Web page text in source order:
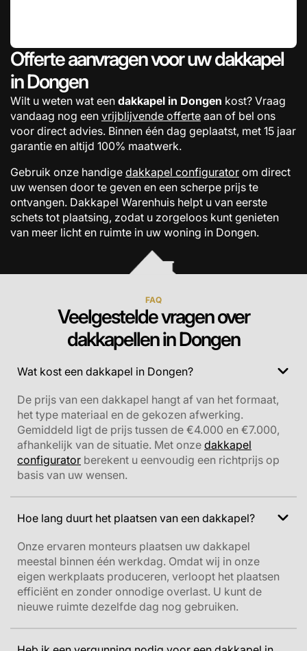
Offerte aanvragen voor uw dakkapel
in Dongen
Wilt u weten wat een dakkapel in Dongen kost? Vraag
vandaag nog een vrijblijvende offerte aan of bel ons
voor direct advies. Binnen één dag geplaatst, met 15 jaar
garantie en altijd 100% maatwerk.
Gebruik onze handige dakkapel configurator om direct
uw wensen door te geven en een scherpe prijs te
ontvangen. Dakkapel Warenhuis helpt u van eerste
schets tot plaatsing, zodat u zorgeloos kunt genieten
van meer licht en ruimte in uw woning in Dongen.
FAQ
Veelgestelde vragen over
dakkapellen in Dongen
Wat kost een dakkapel in Dongen?
De prijs van een dakkapel hangt af van het formaat,
het type materiaal en de gekozen afwerking.
Gemiddeld ligt de prijs tussen de €4.000 en €7.000,
afhankelijk van de situatie. Met onze dakkapel
configurator berekent u eenvoudig een richtprijs op
basis van uw wensen.
Hoe lang duurt het plaatsen van een dakkapel?
Onze ervaren monteurs plaatsen uw dakkapel
meestal binnen één werkdag. Omdat wij in onze
eigen werkplaats produceren, verloopt het plaatsen
efficiënt en zonder onnodige overlast. U kunt de
nieuwe ruimte dezelfde dag nog gebruiken.